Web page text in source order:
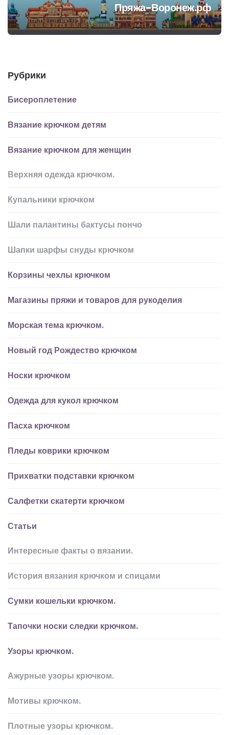
Пряжа-Воронеж.рф
Рубрики
Бисероплетение
Вязание крючком детям
Вязание крючком для женщин
Верхняя одежда крючком.
Купальники крючком
Шали палантины бактусы пончо
Шапки шарфы снуды крючком
Корзины чехлы крючком
Магазины пряжи и товаров для рукоделия
Морская тема крючком.
Новый год Рождество крючком
Носки крючком
Одежда для кукол крючком
Пасха крючком
Пледы коврики крючком
Прихватки подставки крючком
Салфетки скатерти крючком
Статьи
Интересные факты о вязании.
История вязания крючком и спицами
Сумки кошельки крючком.
Тапочки носки следки крючком.
Узоры крючком.
Ажурные узоры крючком.
Мотивы крючком.
Плотные узоры крючком.